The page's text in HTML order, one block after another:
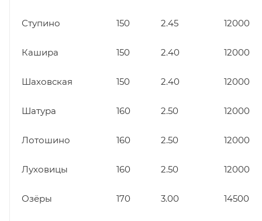
Ступино 150 2.45 12000
Кашира 150 2.40 12000
Шаховская 150 2.40 12000
Шатура 160 2.50 12000
Лотошино 160 2.50 12000
Луховицы 160 2.50 12000
Озёры 170 3.00 14500